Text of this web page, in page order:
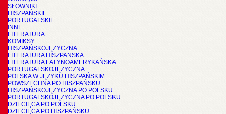
SŁOWNIKI
HISZPAŃSKIE
PORTUGALSKIE
INNE
LITERATURA
KOMIKSY
HISZPAŃSKOJĘZYCZNA
LITERATURA HISZPANSKA
LITERATURA LATYNOAMERYKAŃSKA
PORTUGALSKOJĘZYCZNA
POLSKA W JĘZYKU HISZPAŃSKIM
POWSZECHNA PO HISZPAŃSKU
HISZPAŃSKOJĘZYCZNA PO POLSKU
PORTUGALSKOJĘZYCZNA PO POLSKU
DZIECIĘCA PO POLSKU
DZIECIĘCA PO HISZPAŃSKU